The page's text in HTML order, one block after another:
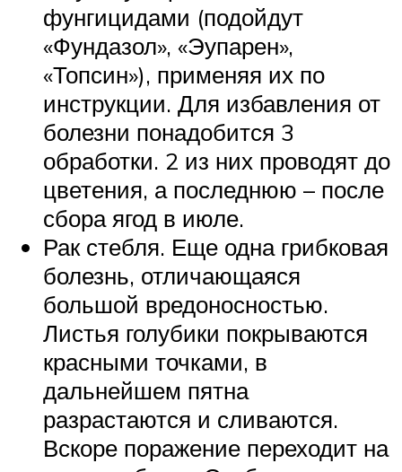
фунгицидами (подойдут
«Фундазол», «Эупарен»,
«Топсин»), применяя их по
инструкции. Для избавления от
болезни понадобится 3
обработки. 2 из них проводят до
цветения, а последнюю – после
сбора ягод в июле.
Рак стебля. Еще одна грибковая
болезнь, отличающаяся
большой вредоносностью.
Листья голубики покрываются
красными точками, в
дальнейшем пятна
разрастаются и сливаются.
Вскоре поражение переходит на